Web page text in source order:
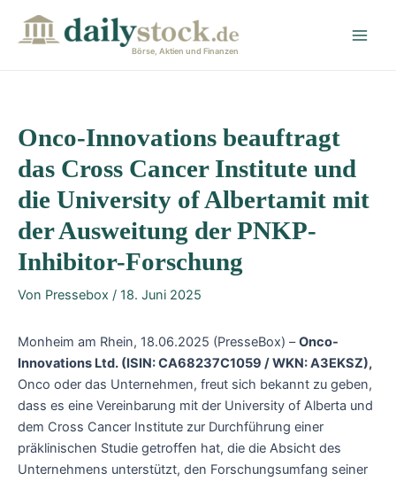
Börse, Aktien und Finanzen
Onco-Innovations beauftragt
das Cross Cancer Institute und
die University of Albertamit mit
der Ausweitung der PNKP-
Inhibitor-Forschung
Von Pressebox / 18. Juni 2025
Monheim am Rhein, 18.06.2025 (PresseBox) –Onco-
Innovations Ltd. (ISIN: CA68237C1059 / WKN: A3EKSZ),
Onco oder das Unternehmen, freut sich bekannt zu geben,
dass es eine Vereinbarung mit der University of Alberta und
dem Cross Cancer Institute zur Durchführung einer
präklinischen Studie getroffen hat, die die Absicht des
Unternehmens unterstützt, den Forschungsumfang seiner